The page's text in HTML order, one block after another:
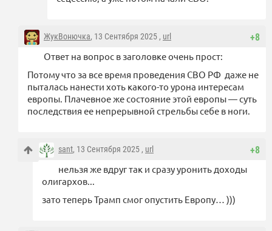
+8
ЖукВонючка, 13 Сентября 2025 , url
Ответ на вопрос в заголовке очень прост:
Потому что за все время проведения СВО РФ даже не
пыталась нанести хоть какого-то урона интересам
европы. Плачевное же состояние этой европы — суть
последствия ее непрерывной стрельбы себе в ноги.
+8
sant, 13 Сентября 2025 , url
нельзя же вдруг так и сразу уронить доходы
олигархов...
зато теперь Трамп смог опустить Европу… )))